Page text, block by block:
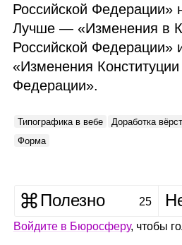
Российской Федерации»
Лучше — «Изменения в
Российской Федерации»
«Изменения Конституции
Федерации».
Типографика в вебе Доработка
Форма
Полезно 25
Войдите в Бюросферу, чтобы